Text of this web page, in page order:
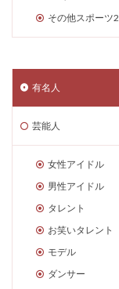
その他スポーツ2
有名人
芸能人
女性アイドル
男性アイドル
タレント
お笑いタレント
モデル
ダンサー